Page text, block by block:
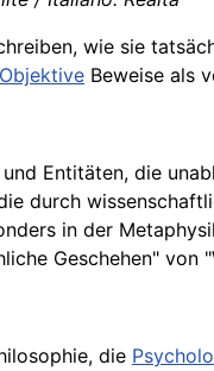
wie sie
Objektive Beweise als
und Entitäten, die
durch
in der
Geschehen" von
die